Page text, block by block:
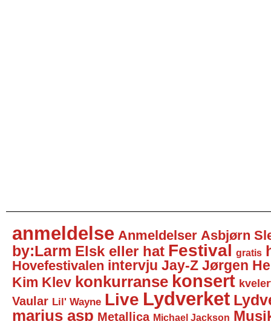
anmeldelse Anmeldelser Asbjørn
by:Larm Elsk eller hat Festival gratis
Hovefestivalen intervju Jay-Z Jørgen
Kim Klev konkurranse konsert
Vaular Lil' Wayne Live Lydverket
marius asp Metallica Michael Jackson